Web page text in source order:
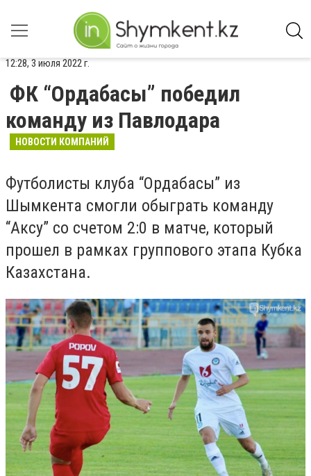
12:28, 3 июля 2022 г.
ФК “Ордабасы” победил
команду из Павлодара
НОВОСТИ КОМПАНИЙ
Футболисты клуба “Ордабасы” из
Шымкента смогли обыграть команду
“Аксу” со счетом 2:0 в матче, который
прошел в рамках группового этапа Кубка
Казахстана.